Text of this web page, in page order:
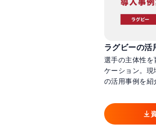
ラグビーの活
選手の主体性を
ケーション。現
の活用事例を紹